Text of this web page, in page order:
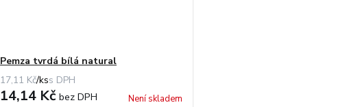
Pemza tvrdá bílá natural
17,11 Kč/ks
14,14 Kč bez DPH Není skladem